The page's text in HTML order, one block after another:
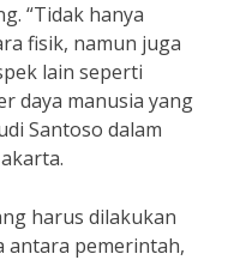
“Tidak hanya
fisik, namun juga
lain seperti
daya manusia yang
Santoso dalam
harus dilakukan
antara pemerintah,